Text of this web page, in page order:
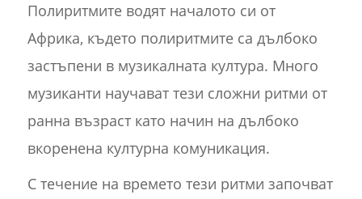
Полиритмите водят началото си от
Африка, където полиритмите са дълбоко
застъпени в музикалната култура. Много
музиканти научават тези сложни ритми от
ранна възраст като начин на дълбоко
вкоренена културна комуникация.
С течение на времето тези ритми започват